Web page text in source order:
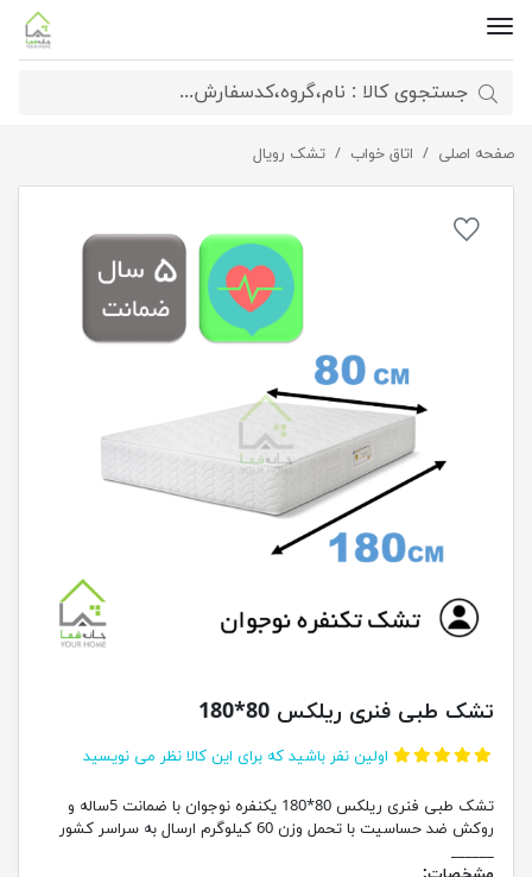
صفحه اصلی اتاق خواب تشک رویال تشک طبی فنری ریلکس 80*180
تشک طبی فنری ریلکس 80*180
اولین نفر باشید که برای این کالا نظر می نویسید
تشک طبی فنری ریلکس 80*180 یکنفره نوجوان با ضمانت 5ساله و
روکش ضد حساسیت با تحمل وزن 60 کیلوگرم ارسال به سراسر کشور
______